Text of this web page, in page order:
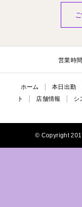
営業時
ホーム 本日出勤
ト
店舗情報 シ
© Copyright